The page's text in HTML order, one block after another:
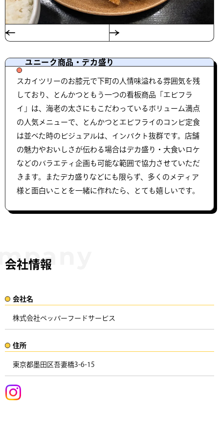
ユニーク商品・デカ盛り
スカイツリーのお膝元で下町の人情味溢れる雰囲気を残
しており、とんかつともう一つの看板商品「エビフラ
イ」は、海老の太さにもこだわっているボリューム満点
の人気メニューで、とんかつとエビフライのコンビ定食
は並べた時のビジュアルは、インパクト抜群です。店舗
の魅力やおいしさが伝わる場合はデカ盛り・大食いロケ
などのバラエティ企画も可能な範囲で協力させていただ
きます。またデカ盛りなどにも限らず、多くのメディア
様と面白いことを一緒に作れたら、とても嬉しいです。
会社情報
会社名​
株式会社ペッパーフードサービス
住所​​
東京都墨田区吾妻橋3-6-15 ​